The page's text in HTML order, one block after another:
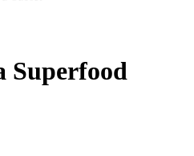
Superfood